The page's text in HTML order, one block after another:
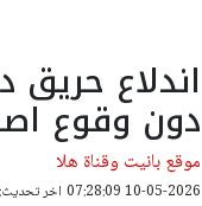
اندلاع
دون وقوع
موقع بانيت وقناة هلا
10-05-2026 07:28:09 اخر تحديث: 10-05-2026 14:07:08